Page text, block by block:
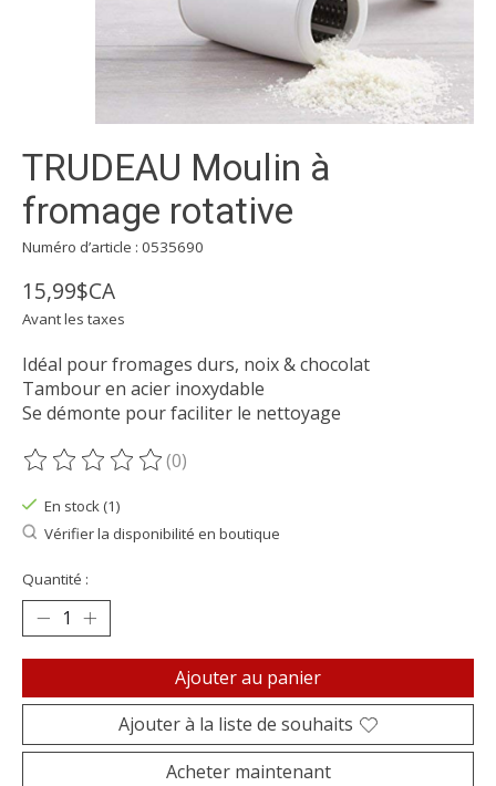
TRUDEAU Moulin à
fromage rotative
Numéro d’article : 0535690
15,99$CA
Avant les taxes
Idéal pour fromages durs, noix & chocolat
Tambour en acier inoxydable
Se démonte pour faciliter le nettoyage
Ce produit est évalué à
(0)
En stock (1)
Vérifier la disponibilité en boutique
Quantité :
Ajouter au panier
Ajouter à la liste de souhaits
Acheter maintenant